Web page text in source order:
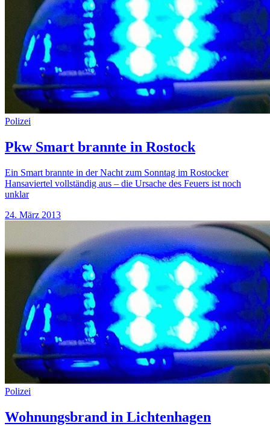
Polizei
Pkw Smart brannte in Rostock
Ein Smart brannte in der Nacht zum Sonntag im Rostocker
Hansaviertel vollständig aus – die Ursache des Feuers ist noch
unklar
24. März 2013
Polizei
Wohnungsbrand in Lichtenhagen